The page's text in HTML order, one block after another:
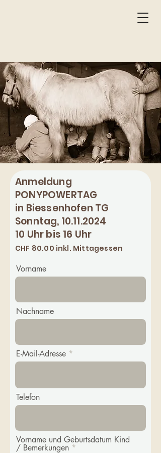
Anmeldung
PONYPOWERTAG
in Biessenhofen TG
Sonntag, 10.11.2024
10 Uhr bis 16 Uhr
CHF 80.00 inkl. Mittagessen
Vorname
Nachname
E-Mail-Adresse
Telefon
Vorname und Geburtsdatum Kind
/ Bemerkungen